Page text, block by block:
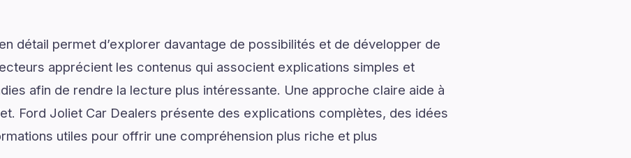
détail permet d’explorer davantage de possibilités et de développer de
apprécient les contenus qui associent explications simples et
afin de rendre la lecture plus intéressante. Une approche claire aide à
Ford Joliet Car Dealers présente des explications complètes, des idées
utiles pour offrir une compréhension plus riche et plus